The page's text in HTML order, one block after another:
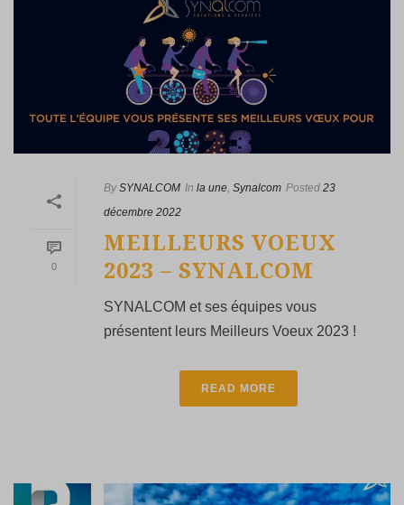
0
By SYNALCOM In la une Synalcom Posted 23
décembre 2022
MEILLEURS VOEUX
2023 – SYNALCOM
SYNALCOM et ses équipes vous
présentent leurs Meilleurs Voeux 2023 !
READ MORE